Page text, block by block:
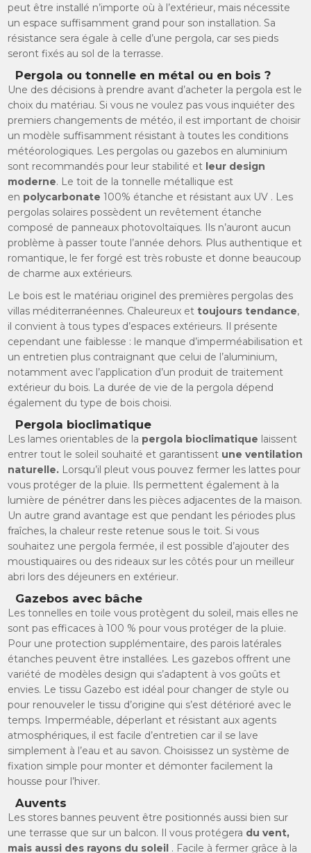
peut être installé n’importe où à l’extérieur, mais nécessite
un espace suffisamment grand pour son installation. Sa
résistance sera égale à celle d’une pergola, car ses pieds
seront fixés au sol de la terrasse.
Pergola ou tonnelle en métal ou en bois ?
Une des décisions à prendre avant d’acheter la pergola est le
choix du matériau. Si vous ne voulez pas vous inquiéter des
premiers changements de météo, il est important de choisir
un modèle suffisamment résistant à toutes les conditions
météorologiques. Les pergolas ou gazebos en aluminium
sont recommandés pour leur stabilité et leur design
moderne. Le toit de la tonnelle métallique est
en polycarbonate 100% étanche et résistant aux UV . Les
pergolas solaires possèdent un revêtement étanche
composé de panneaux photovoltaïques. Ils n’auront aucun
problème à passer toute l’année dehors. Plus authentique et
romantique, le fer forgé est très robuste et donne beaucoup
de charme aux extérieurs.
Le bois est le matériau originel des premières pergolas des
villas méditerranéennes. Chaleureux ettoujours tendance,
il convient à tous types d’espaces extérieurs. Il présente
cependant une faiblesse : le manque d’imperméabilisation et
un entretien plus contraignant que celui de l’aluminium,
notamment avec l’application d’un produit de traitement
extérieur du bois. La durée de vie de la pergola dépend
également du type de bois choisi.
Pergola bioclimatique
Les lames orientables de la pergola bioclimatique laissent
entrer tout le soleil souhaité et garantissent une ventilation
naturelle. Lorsqu’il pleut vous pouvez fermer les lattes pour
vous protéger de la pluie. Ils permettent également à la
lumière de pénétrer dans les pièces adjacentes de la maison.
Un autre grand avantage est que pendant les périodes plus
fraîches, la chaleur reste retenue sous le toit. Si vous
souhaitez une pergola fermée, il est possible d’ajouter des
moustiquaires ou des rideaux sur les côtés pour un meilleur
abri lors des déjeuners en extérieur.
Gazebos avec bâche
Les tonnelles en toile vous protègent du soleil, mais elles ne
sont pas efficaces à 100 % pour vous protéger de la pluie.
Pour une protection supplémentaire, des parois latérales
étanches peuvent être installées. Les gazebos offrent une
variété de modèles design qui s’adaptent à vos goûts et
envies. Le tissu Gazebo est idéal pour changer de style ou
pour renouveler le tissu d’origine qui s’est détérioré avec le
temps. Imperméable, déperlant et résistant aux agents
atmosphériques, il est facile d’entretien car il se lave
simplement à l’eau et au savon. Choisissez un système de
fixation simple pour monter et démonter facilement la
housse pour l’hiver.
Auvents
Les stores bannes peuvent être positionnés aussi bien sur
une terrasse que sur un balcon. Il vous protégera du vent,
mais aussi des rayons du soleil . Facile à fermer grâce à la